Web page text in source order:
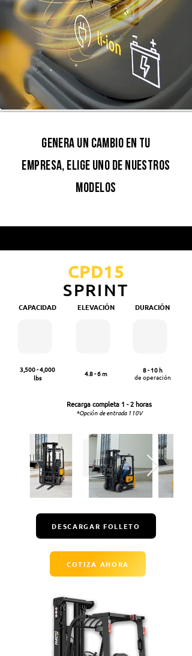
GENERA UN CAMBIO EN TU
EMPRESA, ELIGE UNO DE NUESTROS
MODELOS
CPD15
SPRINT
CAPACIDAD ELEVACIÓN DURACIÓN
3,500 - 4,000
lbs
4.8 - 6 m
8 - 10 h
de operación
Recarga completa 1 - 2 horas
*Opción de entrada 110V
DESCARGAR FOLLETO
COTIZA AHORA